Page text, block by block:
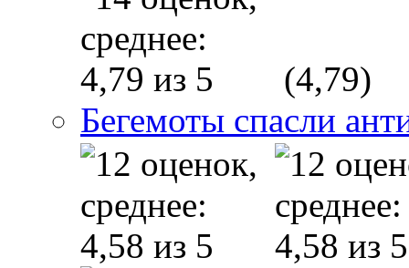
(4,79)
Бегемоты спасли